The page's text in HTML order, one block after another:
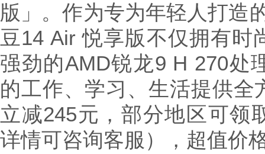
版」。作为专为年轻人打造
豆14 Air 悦享版不仅拥有时
强劲的AMD锐龙9 H 270处
的工作、学习、生活提供
立减245元，部分地区可领
详情可咨询客服），超值价